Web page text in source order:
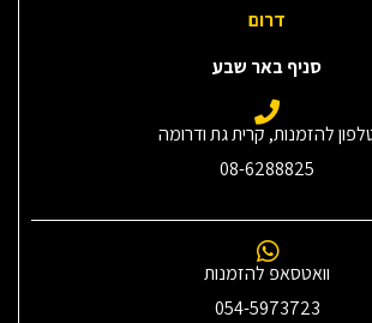
דרום
סניף באר שבע
להזמנות, קרית גת ודרומה
08-6288825
וואטסאפ להזמנות
054-5973723